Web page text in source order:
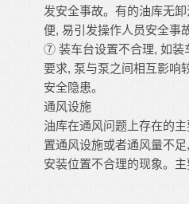
发安全事故。有的油库无
便, 易引发操作人员安全事
⑦ 装车台设置不合理, 如装
要求, 泵与泵之间相互影响
安全隐患。
通风设施
油库在通风问题上存在的
置通风设施或者通风量不
安装位置不合理的现象。主